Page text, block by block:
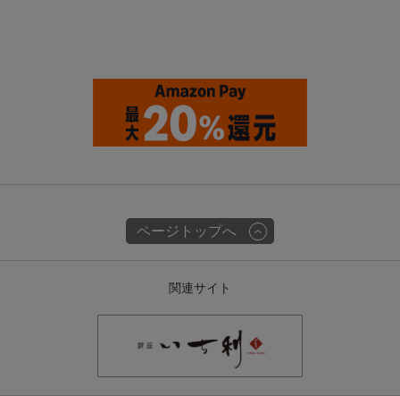
ページトップへ
関連サイト